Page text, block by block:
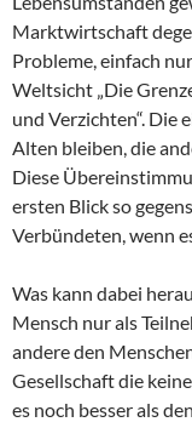
Marktwirt­schaft
Probleme, einfach
Weltsicht „Die
und Verzichten“. Die
Alten bleiben, die
Diese
ersten Blick so
Verbündeten, wenn
Was kann dabei
Mensch nur als
andere den
Gesellschaft die
es noch besser als